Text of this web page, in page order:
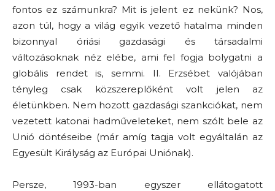
fontos ez számunkra? Mit is jelent ez nekünk? Nos,
azon túl, hogy a világ egyik vezető hatalma minden
bizonnyal óriási gazdasági és társadalmi
változásoknak néz elébe, ami fel fogja bolygatni a
globális rendet is, semmi. II. Erzsébet valójában
tényleg csak közszereplőként volt jelen az
életünkben. Nem hozott gazdasági szankciókat, nem
vezetett katonai hadműveleteket, nem szólt bele az
Unió döntéseibe (már amíg tagja volt egyáltalán az
Egyesült Királyság az Európai Uniónak).
Persze, 1993-ban egyszer ellátogatott